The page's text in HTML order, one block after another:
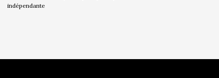
indépendante